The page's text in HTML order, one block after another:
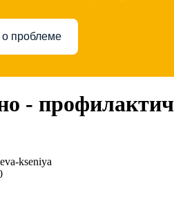
о проблеме
-
kseniya